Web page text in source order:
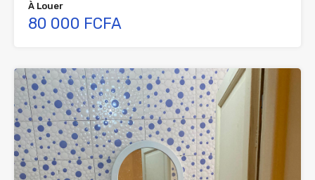
À Louer
80 000 FCFA